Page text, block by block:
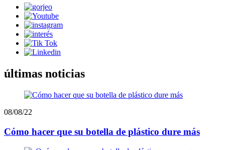
últimas noticias
08/08/22
Cómo hacer que su botella de plástico dure más